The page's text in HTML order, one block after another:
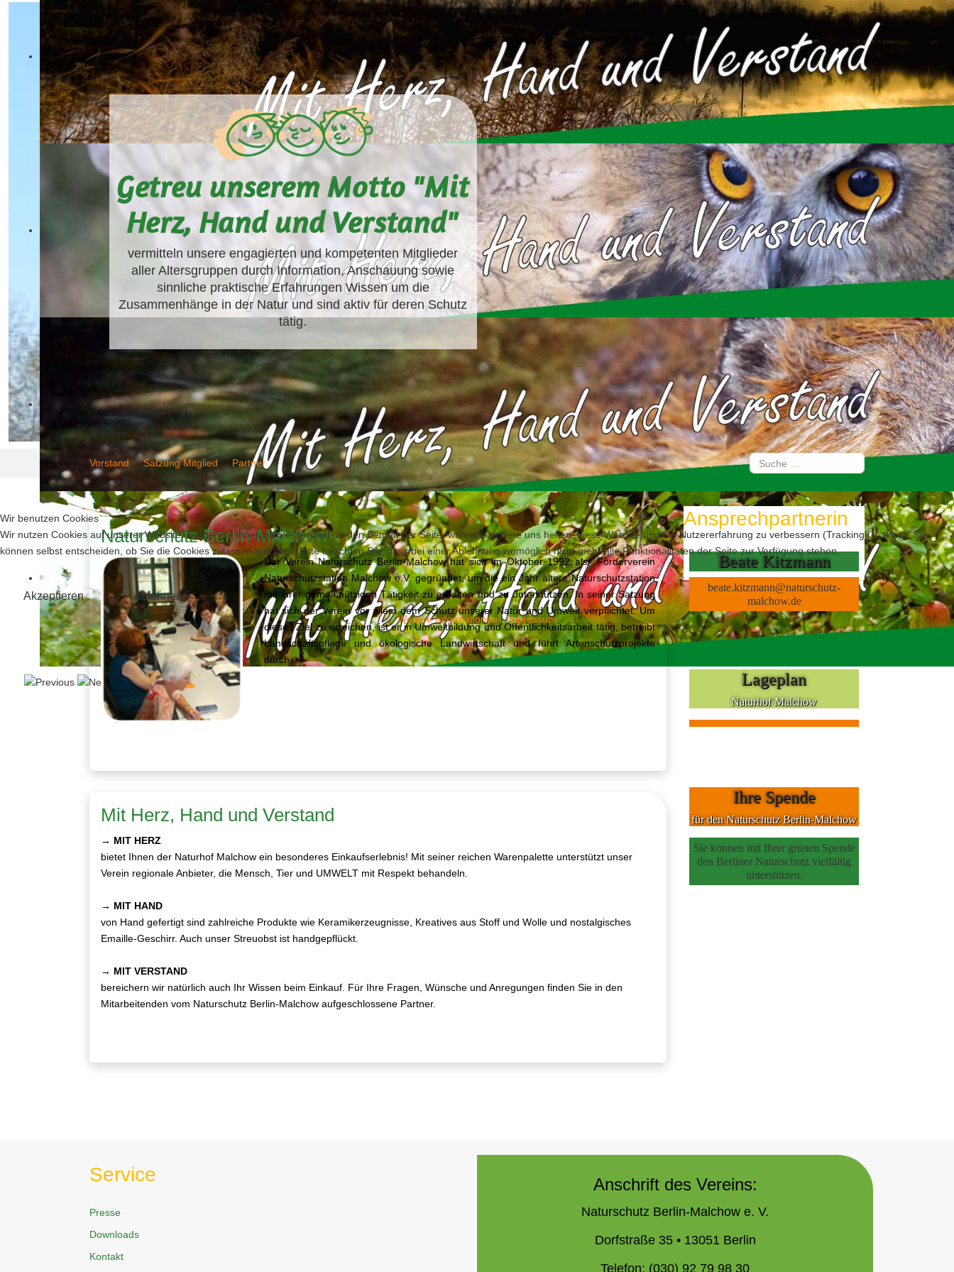
Getreu unserem Motto "Mit
Herz, Hand und Verstand"
vermitteln unsere engagierten und kompetenten Mitglieder
aller Altersgruppen durch Information, Anschauung sowie
sinnliche praktische Erfahrungen Wissen um die
Zusammenhänge in der Natur und sind aktiv für deren Schutz
tätig.
Vorstand Satzung Mitglied Partner
Suchen
Naturschutz Berlin-Malchow
Der Verein Naturschutz Berlin-Malchow hat sich im Oktober 1992 als Förderverein
Naturschutzstation Malchow e.V. gegründet, um die ein Jahr ältere Naturschutzstation
mit ihrer gemeinnützigen Tätigkeit zu erhalten und zu unterstützen. In seiner Satzung
hat sich der Verein vor allem dem Schutz unserer Natur und Umwelt verpflichtet. Um
dieses Ziel zu erreichen, ist er in Umweltbildung und Öffentlichkeitsarbeit tätig, betreibt
Landschaftspflege und ökologische Landwirtschaft und führt Artenschutzprojekte
durch.
Mit Herz, Hand und Verstand
→ MIT HERZ
bietet Ihnen der Naturhof Malchow ein besonderes Einkaufserlebnis! Mit seiner reichen Warenpalette unterstützt unser
Verein regionale Anbieter, die Mensch, Tier und UMWELT mit Respekt behandeln.
→ MIT HAND
von Hand gefertigt sind zahlreiche Produkte wie Keramikerzeugnisse, Kreatives aus Stoff und Wolle und nostalgisches
Emaille-Geschirr. Auch unser Streuobst ist handgepflückt.
→ MIT VERSTAND
bereichern wir natürlich auch Ihr Wissen beim Einkauf. Für Ihre Fragen, Wünsche und Anregungen finden Sie in den
Mitarbeitenden vom Naturschutz Berlin-Malchow aufgeschlossene Partner.
Ansprechpartnerin
Beate Kitzmann
beate.kitzmann@naturschutz-
malchow.de
Lageplan
Naturhof Malchow
Ihre Spende
für den Naturschutz Berlin-Malchow
Sie können mit Ihrer grünen Spende
den Berliner Naturschutz vielfältig
unterstützen.
Service
Presse
Downloads
Kontakt
Anschrift des Vereins:
Naturschutz Berlin-Malchow e. V.
Dorfstraße 35 • 13051 Berlin
Telefon: (030) 92 79 98 30
Wir benutzen Cookies
Wir nutzen Cookies auf unserer Website. Einige von ihnen sind essenziell für den Betrieb der Seite, während andere uns helfen, diese Website und die Nutzererfahrung zu verbessern (Tracking Cookies). Sie
können selbst entscheiden, ob Sie die Cookies zulassen möchten. Bitte beachten Sie, dass bei einer Ablehnung womöglich nicht mehr alle Funktionalitäten der Seite zur Verfügung stehen.
Akzeptieren Ablehnen
Weitere Informationen |Impressum